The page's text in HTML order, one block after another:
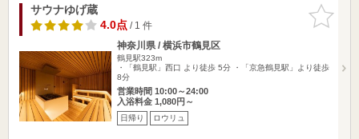
お気に入
りに追加
サウナゆげ蔵
4.0点/ 1 件
神奈川県 / 横浜市鶴見区
鶴見駅323m
・「鶴見駅」西口 より徒歩 5分 ・「京急鶴見駅」より徒歩
8分
営業時間 10:00～24:00
入浴料金 1,080円～
日帰り ロウリュ